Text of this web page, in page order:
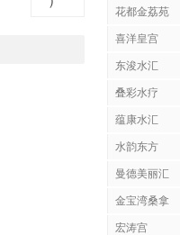
花都金荔苑
喜洋皇宫
东浚水汇
叠彩水疗
蕴康水汇
水韵东方
曼德美丽汇
金宝湾桑拿
宏涛宫